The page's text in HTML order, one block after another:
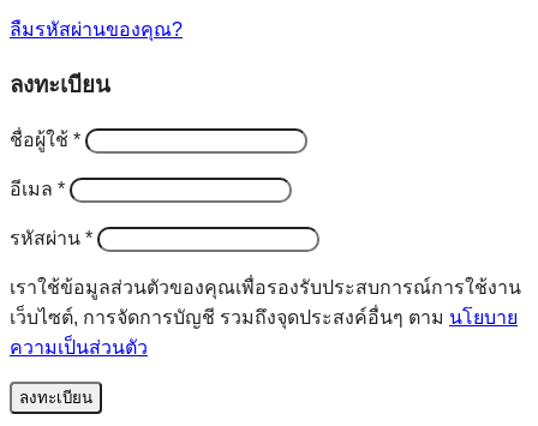
ลืมรหัสผ่านของคุณ?
ลงทะเบียน
ชื่อผู้ใช้ *ต้องการ
อีเมล *ต้องการ
รหัสผ่าน *ต้องการ
เราใช้ข้อมูลส่วนตัวของคุณเพื่อรองรับประสบการณ์การใช้งาน
เว็บไซต์, การจัดการบัญชี รวมถึงจุดประสงค์อื่นๆ ตาม นโยบาย
ความเป็นส่วนตัว
ลงทะเบียน